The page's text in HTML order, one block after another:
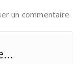
un commentaire.